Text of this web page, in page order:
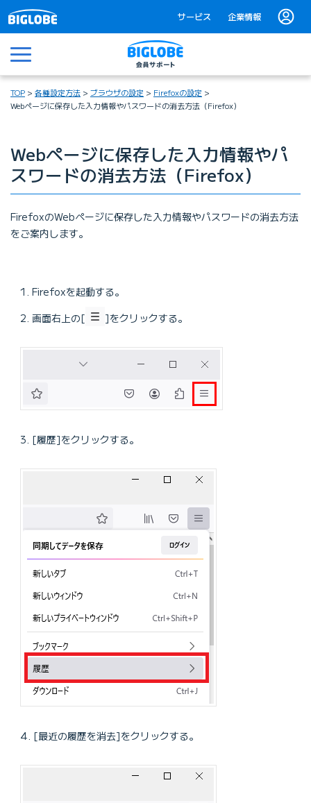
サービス 企業情報
メニュー
TOP 各種設定方法 ブラウザの設定
Firefoxの設定
Webページに保存した入力情報やパスワードの消去方法（Firefox）
Webページに保存した入力情報やパ
スワードの消去方法（Firefox）
FirefoxのWebページに保存した入力情報やパスワードの消去方法
をご案内します。
Firefoxを起動する。
画面右上の[
]をクリックする。
[履歴]をクリックする。
[最近の履歴を消去]をクリックする。